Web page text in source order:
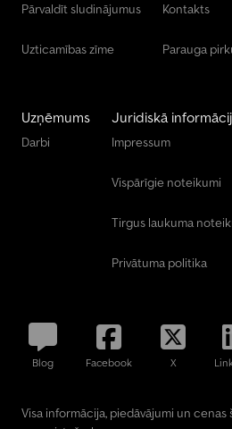
Pārvaldīt sludinājumus
Uzticamības zīme
Kontakts
Parauga
Uzņēmums
Darbi
Juridiskā
Impressum
Vispārīgie noteikumi
Tirgus laukuma
Privātuma politika
Blog Facebook X
Visa informācija, piedāvājumi un cenas